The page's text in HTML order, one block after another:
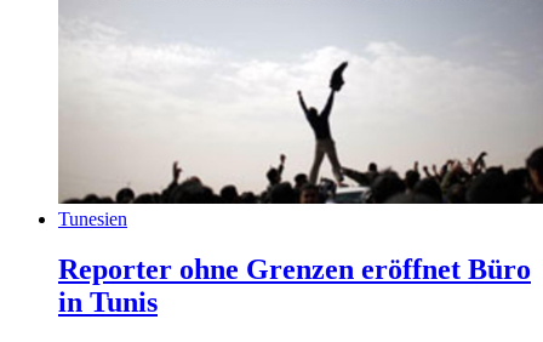
Tunesien
Reporter ohne Grenzen eröffnet Büro
in Tunis